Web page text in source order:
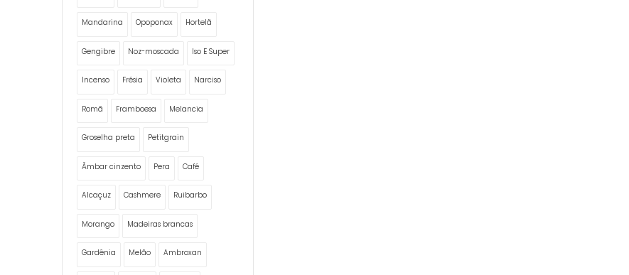
Mandarina Opoponax Hortelã
Gengibre Noz-moscada Iso E Super
Incenso Frésia Violeta Narciso
Romã Framboesa Melancia
Groselha preta Petitgrain
Âmbar cinzento Pera Café
Alcaçuz Cashmere Ruibarbo
Morango Madeiras brancas
Gardênia Melão Ambroxan